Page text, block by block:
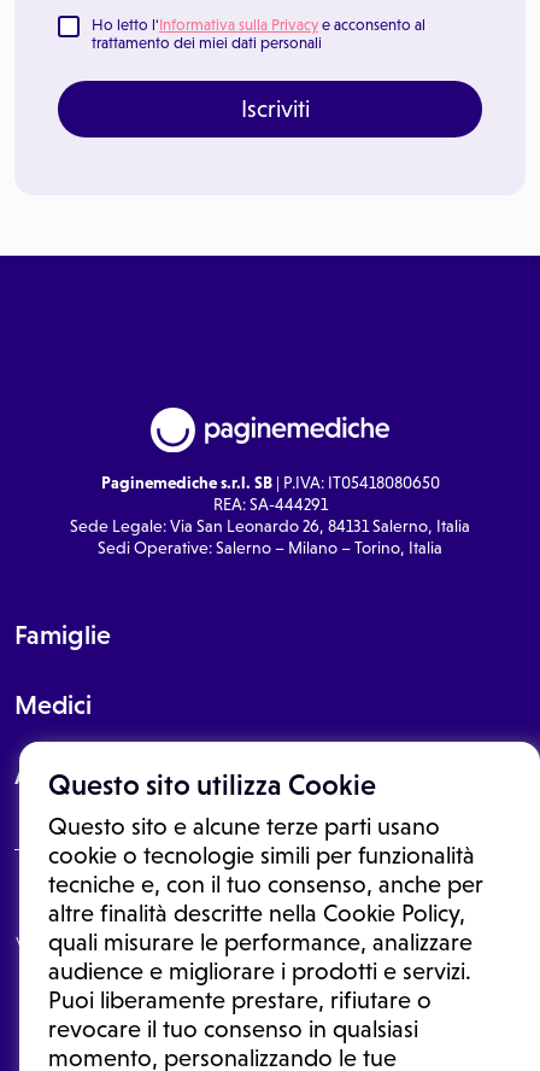
Questo sito utilizza Cookie
Questo sito e alcune terze parti usano
cookie o tecnologie simili per funzionalità
tecniche e, con il tuo consenso, anche per
altre finalità descritte nella Cookie Policy,
quali misurare le performance, analizzare
audience e migliorare i prodotti e servizi.
Puoi liberamente prestare, rifiutare o
revocare il tuo consenso in qualsiasi
momento, personalizzando le tue
Ho letto l'Informativa sulla Privacy e acconsento al
trattamento dei miei dati personali
Iscriviti
Paginemediche s.r.l. SB| P.IVA: IT05418080650
REA: SA-444291
Sede Legale: Via San Leonardo 26, 84131 Salerno, Italia
Sedi Operative: Salerno – Milano – Torino, Italia
Famiglie
Medici
About
Le informazioni proposte in questo sito non sono un consulto medico.
In nessun caso, queste informazioni sostituiscono un consulto, una
visita o una diagnosi formulata dal medico. Non si devono considerare
le informazioni disponibili come suggerimenti per la formulazione di
una diagnosi, la determinazione di un trattamento o l'assunzione o
sospensione di un farmaco senza prima consultare un medico di
medicina generale o uno specialista.
Condizioni di utilizzo|Privacy Policy |Gestione cookie